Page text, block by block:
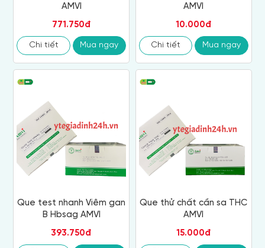
AMVI
771.750đ
Chi tiết Mua ngay
AMVI
10.000đ
Chi tiết Mua ngay
Que test nhanh Viêm gan
B Hbsag AMVI
393.750đ
Que thử chất cần sa THC
AMVI
15.000đ